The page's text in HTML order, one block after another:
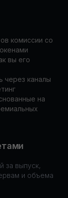
комиссии со
вы его
через каналы
на
за выпуск,
и объема